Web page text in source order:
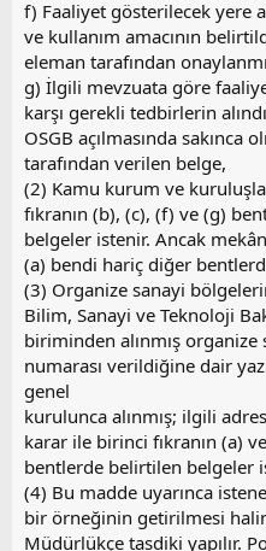
f) Faaliyet gösterilecek yere
ve kullanım amacının
eleman tarafından
g) İlgili mevzuata göre
karşı gerekli tedbirlerin
OSGB açılmasında sakınca
tarafından verilen belge,
(2) Kamu kurum ve
fıkranın (b), (c), (f) ve (g)
belgeler istenir. Ancak
(a) bendi hariç diğer
(3) Organize sanayi
Bilim, Sanayi ve Teknoloji
biriminden alınmış
numarası verildiğine dair
genel
kurulunca alınmış; ilgili
karar ile birinci fıkranın (a)
bentlerde belirtilen belgeler
(4) Bu madde uyarınca
bir örneğinin getirilmesi
Müdürlükçe tasdiki yapılır.